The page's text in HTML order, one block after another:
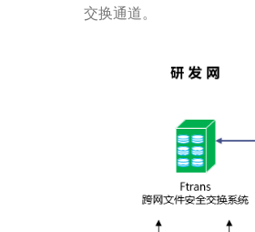
交换通道。